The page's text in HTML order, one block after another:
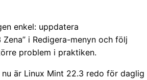
enkel: uppdatera
i Redigera-menyn och följ
problem i praktiken.
är Linux Mint 22.3 redo för daglig